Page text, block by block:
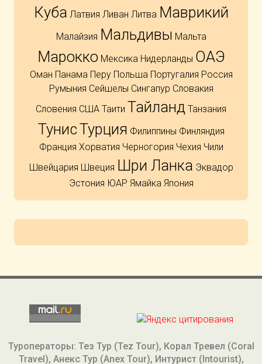
Куба Латвия Ливан Литва Маврикий
Малайзия Мальдивы Мальта
Марокко Мексика Нидерланды ОАЭ
Оман Панама Перу Польша Португалия Россия
Румыния Сейшелы Сингапур Словакия
Словения США Таити Тайланд Танзания
ТунисТурция Филиппины Финляндия
Франция Хорватия Черногория Чехия Чили
Швейцария Швеция Шри Ланка Эквадор
Эстония ЮАР Ямайка Япония
Туроператоры: Тез Тур (Tez Tour), Корал Тревел (Coral
Travel), Анекс Тур (Anex Tour), Интурист (Intourist),